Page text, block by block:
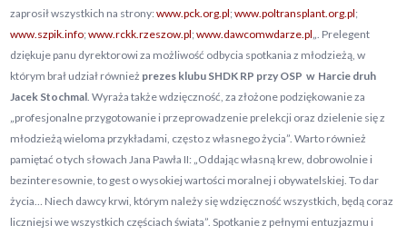
zaprosił wszystkich na strony:www.pck.org.pl; www.poltransplant.org.pl;
www.szpik.info;www.rckk.rzeszow.pl;www.dawcomwdarze.pl„. Prelegent
dziękuje panu dyrektorowi za możliwość odbycia spotkania z młodzieżą, w
którym brał udział również prezes klubu SHDK RP przy OSP w Harcie druh
Jacek Stochmal. Wyraża także wdzięczność, za złożone podziękowanie za
„profesjonalne przygotowanie i przeprowadzenie prelekcji oraz dzielenie się z
młodzieżą wieloma przykładami, często z własnego życia”. Warto również
pamiętać o tych słowach Jana Pawła II: „Oddając własną krew, dobrowolnie i
bezinteresownie, to gest o wysokiej wartości moralnej i obywatelskiej. To dar
życia… Niech dawcy krwi, którym należy się wdzięczność wszystkich, będą coraz
liczniejsi we wszystkich częściach świata”. Spotkanie z pełnymi entuzjazmu i